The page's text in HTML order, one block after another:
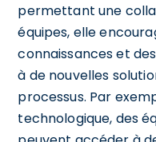
permettant une
équipes, elle
connaissances et
à de nouvelles
processus. Par
technologique, des